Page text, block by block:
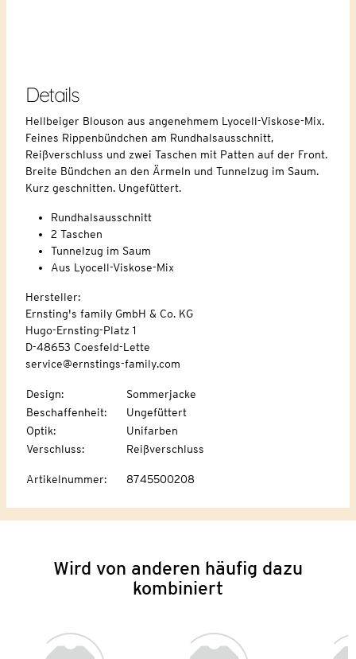
Details
Hellbeiger Blouson aus angenehmem Lyocell-Viskose-Mix.
Feines Rippenbündchen am Rundhalsausschnitt,
Reißverschluss und zwei Taschen mit Patten auf der Front.
Breite Bündchen an den Ärmeln und Tunnelzug im Saum.
Kurz geschnitten. Ungefüttert.
Rundhalsausschnitt
2 Taschen
Tunnelzug im Saum
Aus Lyocell-Viskose-Mix
Hersteller:
Ernsting's family GmbH & Co. KG
Hugo-Ernsting-Platz 1
D-48653 Coesfeld-Lette
service@ernstings-family.com
Design:
Sommerjacke
Beschaffenheit:
Ungefüttert
Optik:
Unifarben
Verschluss: Reißverschluss
Artikelnummer: 8745500208
Wird von anderen häufig dazu
kombiniert